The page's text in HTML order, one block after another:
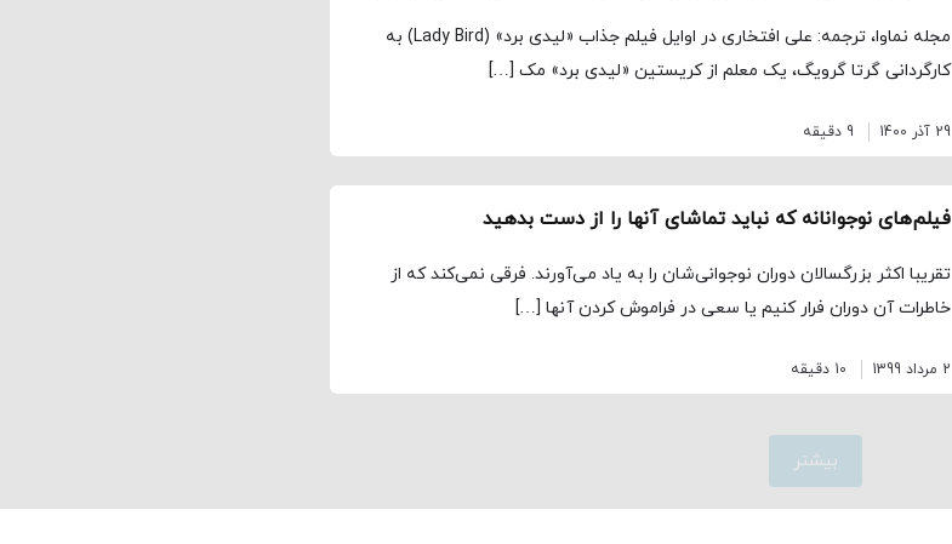
مجله نماوا، ترجمه: علی افتخاری در اوایل فیلم جذاب «لیدی برد»‌ (Lady Bird) به
کارگردانی گرتا گرویگ، یک معلم از کریستین «لیدی برد» مک […]
29 آذر 1400 9 دقیقه
فیلم‌های نوجوانانه که نباید تماشای آنها را از دست بدهید
تقریبا اکثر بزرگسالان دوران نوجوانی‌شان را به یاد می‌آورند. فرقی نمی‌کند که از
خاطرات آن دوران فرار کنیم یا سعی در فراموش کردن آنها […]
2 مرداد 1399 10 دقیقه
بیشتر